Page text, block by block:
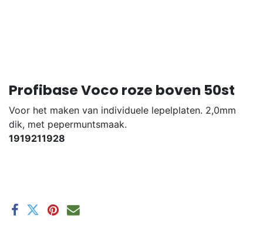
Profibase Voco roze boven 50st
Voor het maken van individuele lepelplaten. 2,0mm
dik, met pepermuntsmaak.
1919211928